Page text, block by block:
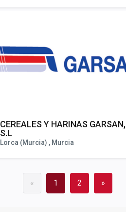
CEREALES Y HARINAS GARSAN,
S.L
Lorca (Murcia) , Murcia
« 1 2 »